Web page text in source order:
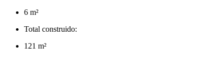
6 m²
Total construido:
121 m²